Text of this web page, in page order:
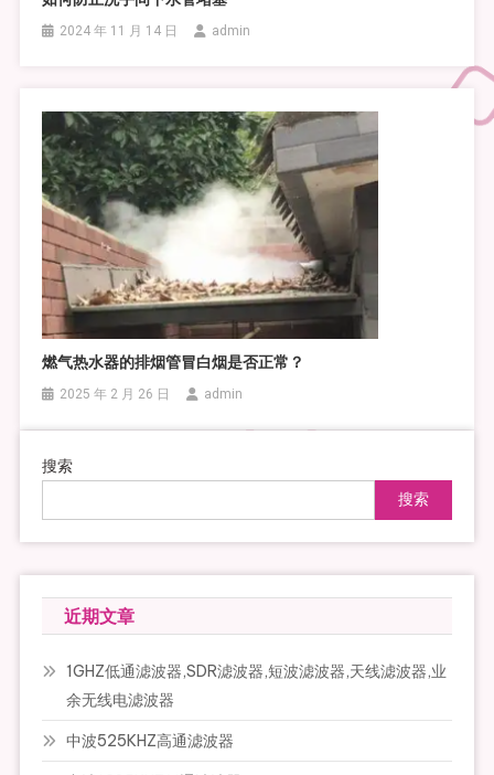
2024 年 11 月 14 日 admin
燃气热水器的排烟管冒白烟是否正常？
2025 年 2 月 26 日 admin
搜索
搜索
近期文章
1GHZ低通滤波器,SDR滤波器,短波滤波器,天线滤波器,业
余无线电滤波器
中波525KHZ高通滤波器